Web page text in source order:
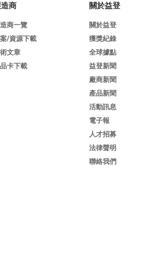
商
商一覽
/資源下載
文章
卡下載
關於益登
關於益登
獲獎紀錄
全球據點
益登新聞
廠商新聞
產品新聞
活動訊息
電子報
人才招募
法律聲明
聯絡我們